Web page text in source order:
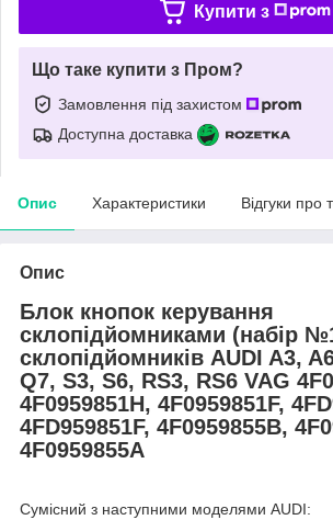
Купити з
Що таке купити з Пром?
Замовлення під захистом
Доступна доставка
Опис Характеристики Відгуки про
Опис
Блок кнопок керування
склопідйомниками (набір
склопідйомників AUDI A3,
Q7, S3, S6, RS3, RS6 VAG
4F0959851H, 4F0959851F,
4FD959851F, 4F0959855B,
4F0959855A
Сумісний з наступними моделями AUDI: